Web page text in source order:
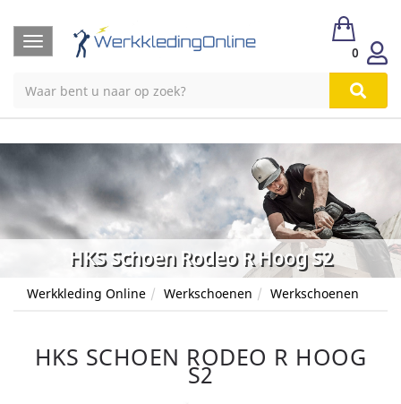
Toggle
navigation
0
HKS Schoen Rodeo R Hoog S2
Werkkleding Online Werkschoenen Werkschoenen
HKS SCHOEN RODEO R HOOG
S2